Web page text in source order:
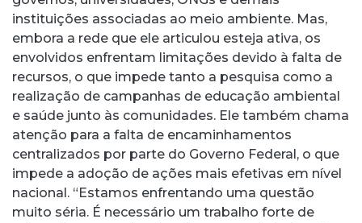
instituições associadas ao meio ambiente. Mas,
embora a rede que ele articulou esteja ativa, os
envolvidos enfrentam limitações devido à falta de
recursos, o que impede tanto a pesquisa como a
realização de campanhas de educação ambiental
e saúde junto às comunidades. Ele também chama
atenção para a falta de encaminhamentos
centralizados por parte do Governo Federal, o que
impede a adoção de ações mais efetivas em nível
nacional. “Estamos enfrentando uma questão
muito séria. É necessário um trabalho forte de